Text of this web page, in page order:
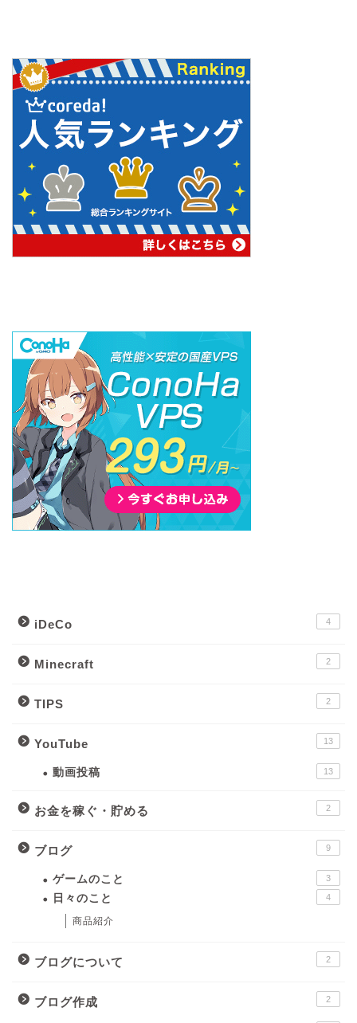
iDeCo 4
Minecraft 2
TIPS 2
YouTube 13
動画投稿 13
お金を稼ぐ・貯める 2
ブログ 9
ゲームのこと 3
日々のこと 4
商品紹介
ブログについて 2
ブログ作成 2